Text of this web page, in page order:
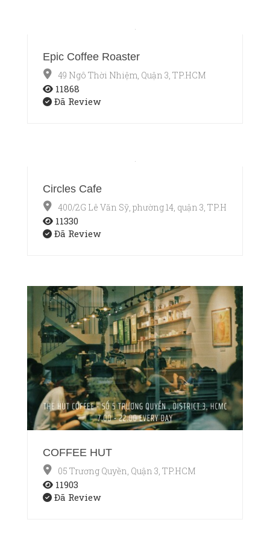
Epic Coffee Roaster
49 Ngô Thời Nhiệm, Quận 3, TP.HCM
11868
Đã Review
Circles Cafe
400/2G Lê Văn Sỹ, phường 14, quận 3, TP.HCM
11330
Đã Review
COFFEE HUT
05 Trương Quyền, Quận 3, TP.HCM
11903
Đã Review